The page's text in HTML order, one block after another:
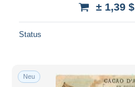
± 1,39 $
Status
Neu